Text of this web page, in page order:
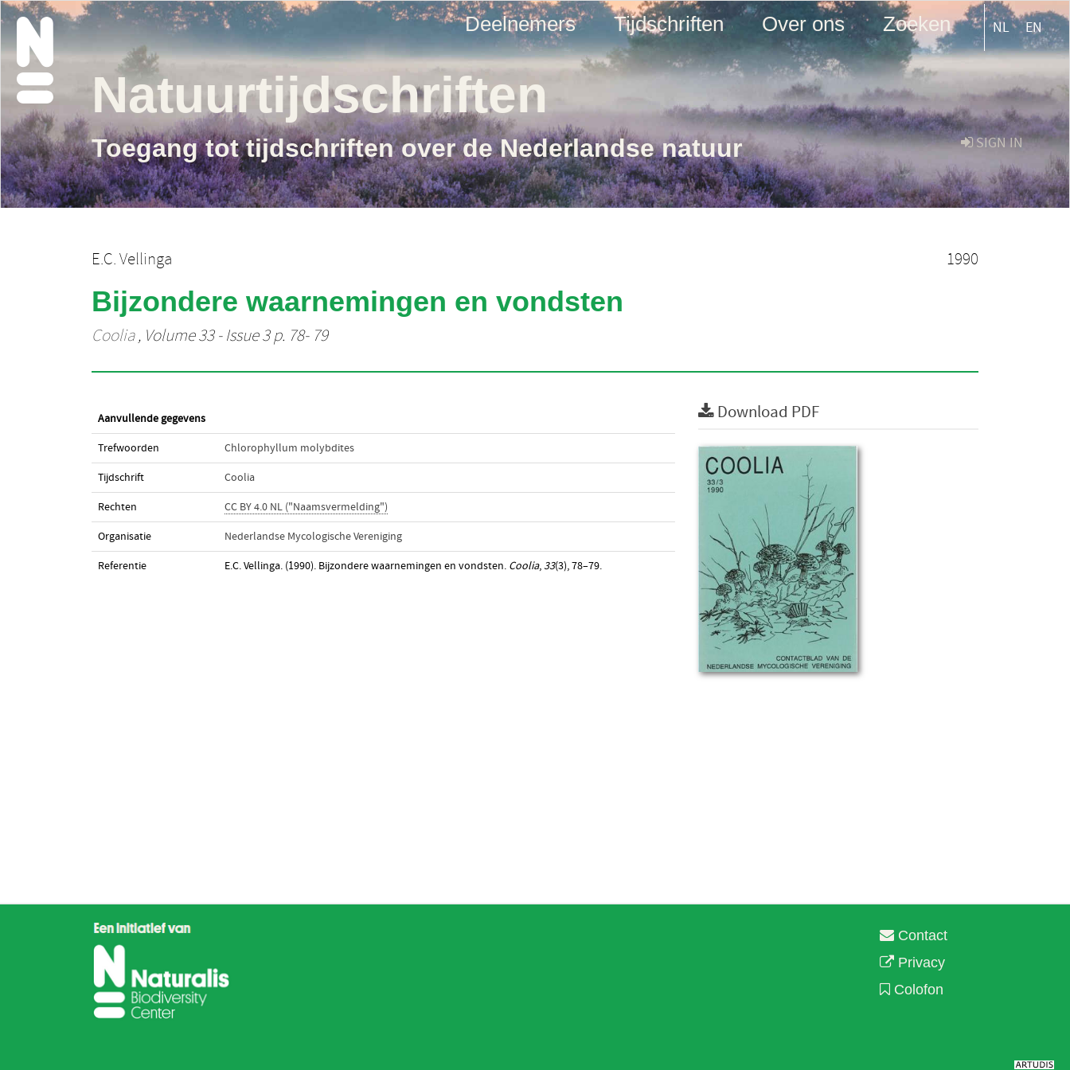
Deelnemers Tijdschriften Over ons Zoeken NL EN
SIGN IN
Natuurtijdschriften
Toegang tot tijdschriften over de Nederlandse natuur
E.C. Vellinga 1990
Bijzondere waarnemingen en vondsten
Coolia, Volume 33 - Issue 3 p. 78- 79
Aanvullende gegevens
Trefwoorden Chlorophyllum molybdites
Tijdschrift Coolia
Rechten CC BY 4.0 NL ("Naamsvermelding")
Organisatie Nederlandse Mycologische Vereniging
Referentie E.C. Vellinga. (1990). Bijzondere waarnemingen en vondsten. Coolia, 33(3), 78–79.
Download PDF
Contact
Privacy
Colofon